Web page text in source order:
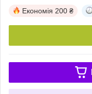
Економія 200 ₴